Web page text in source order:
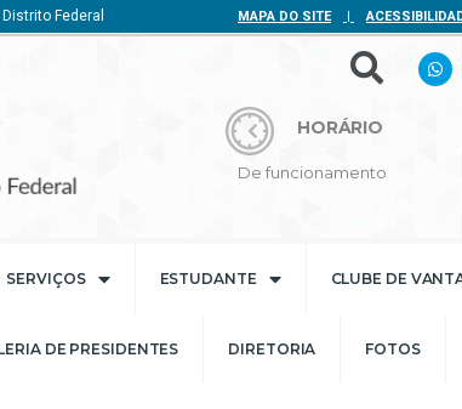
Federal MAPA DO SITE |
HORÁRIO
De funcionamento
SERVIÇOS ESTUDANTE CLUBE DE
DE PRESIDENTES DIRETORIA FOTOS